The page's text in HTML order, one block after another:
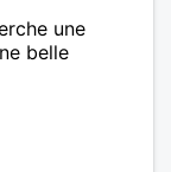
une
belle